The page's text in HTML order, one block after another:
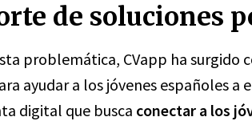
de soluciones
problemática, CVapp ha surgido
ayudar a los jóvenes españoles a
digital que busca conectar a los